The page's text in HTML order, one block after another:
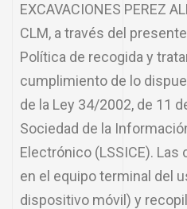
EXCAVACIONES PEREZ
CLM, a través del
Política de recogida y
cumplimiento de lo
de la Ley 34/2002, de 11
Sociedad de la
Electrónico (LSSICE).
en el equipo terminal del
dispositivo móvil) y